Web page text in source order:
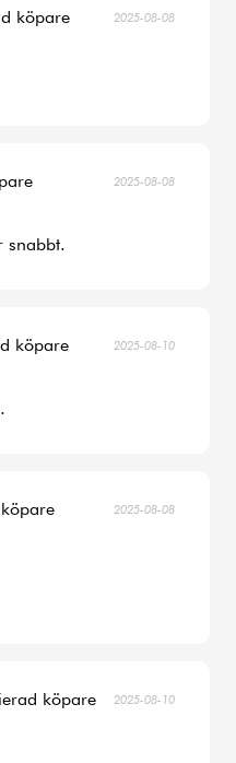
köpare 2025-08-08
2025-08-08
snabbt.
köpare 2025-08-10
2025-08-08
köpare 2025-08-10